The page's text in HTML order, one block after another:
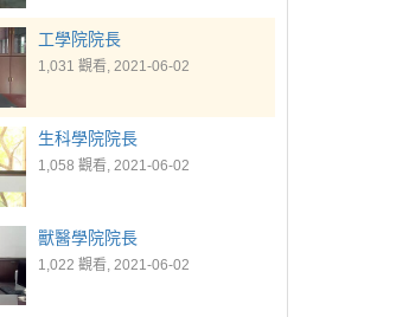
工學院院長
1,031 觀看, 2021-06-02
生科學院院長
1,058 觀看, 2021-06-02
獸醫學院院長
1,022 觀看, 2021-06-02